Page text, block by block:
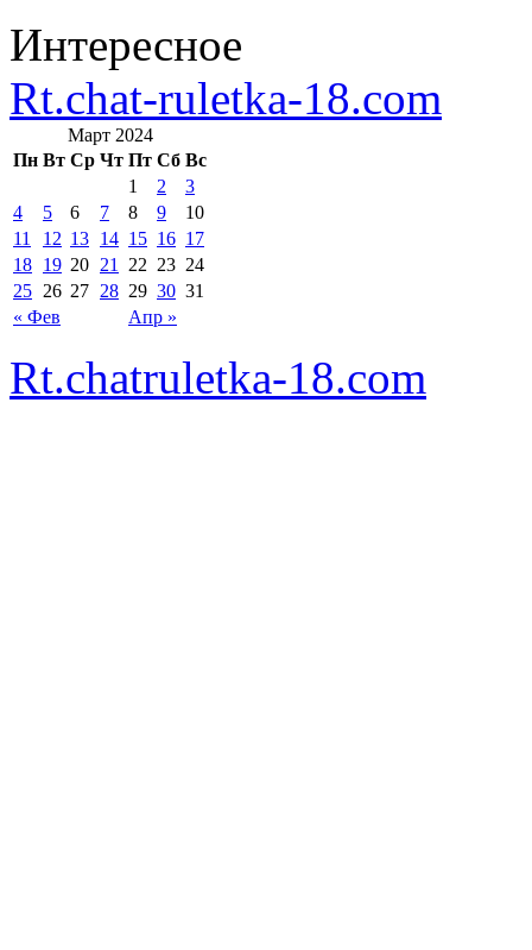
Интересное
Rt.chat-ruletka-18.com
Март 2024
Пн Вт Ср Чт Пт Сб Вс
« Фев Апр »
1 2
3
4
5 6 7 8 9
10
11
12 13 14 15 16 17
18 19 20 21 22 23 24
25 26 27 28 29 30 31
Rt.chatruletka-18.com